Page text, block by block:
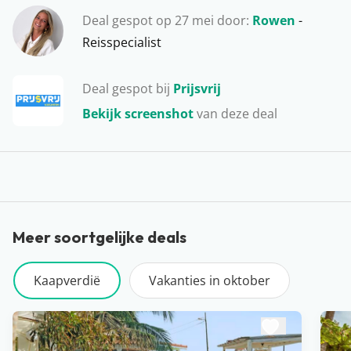
Deal gespot op 27 mei door: Rowen -
Reisspecialist
Deal gespot bij Prijsvrij
Bekijk screenshotvan deze deal
Maria. Hier hengelen de locals elke dag weer de verse
vangst uit het water. Vanuit hier wandelen jullie naar
één van de vele markten of strandtenten, ideaal!
Meer soortgelijke deals
Kaapverdië Vakanties in oktober